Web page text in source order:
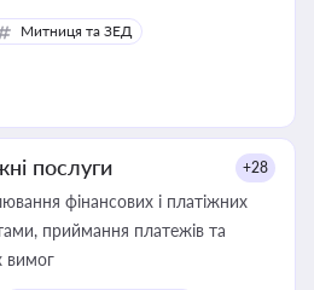
Митниця та ЗЕД
послуги +28
фінансових і платіжних
вимог